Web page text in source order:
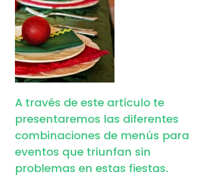
A través de este artículo te
presentaremos las diferentes
combinaciones de menús para
eventos que triunfan sin
problemas en estas fiestas.